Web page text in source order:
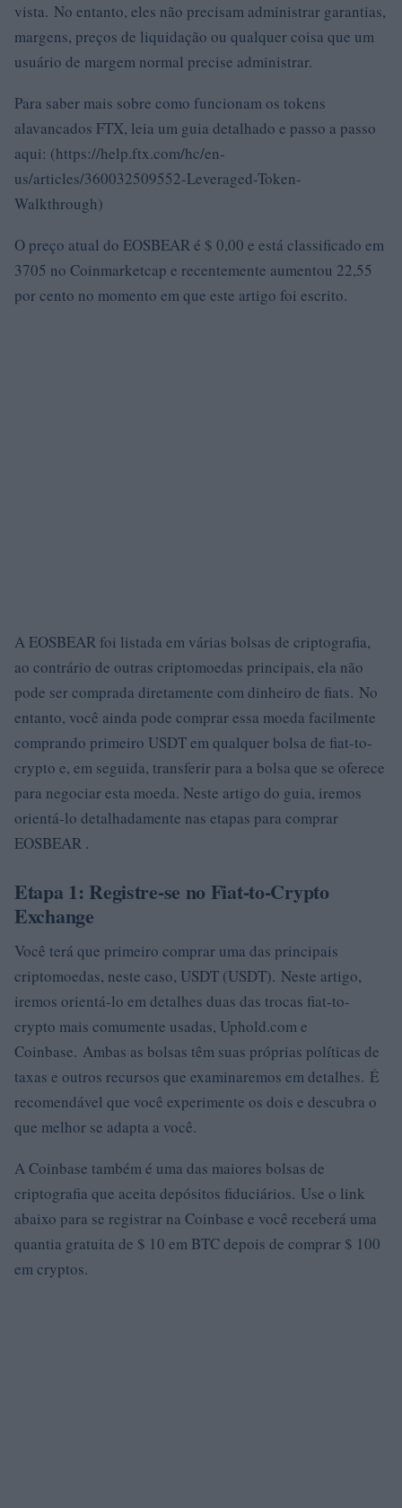
vista. No entanto, eles não precisam administrar garantias,
margens, preços de liquidação ou qualquer coisa que um
usuário de margem normal precise administrar.
Para saber mais sobre como funcionam os tokens
alavancados FTX, leia um guia detalhado e passo a passo
aqui: (https://help.ftx.com/hc/en-
us/articles/360032509552-Leveraged-Token-
Walkthrough)
O preço atual do EOSBEAR é $ 0,00 e está classificado em
3705 no Coinmarketcap e recentemente aumentou 22,55
por cento no momento em que este artigo foi escrito.
A EOSBEAR foi listada em várias bolsas de criptografia,
ao contrário de outras criptomoedas principais, ela não
pode ser comprada diretamente com dinheiro de fiats. No
entanto, você ainda pode comprar essa moeda facilmente
comprando primeiro USDT em qualquer bolsa de fiat-to-
crypto e, em seguida, transferir para a bolsa que se oferece
para negociar esta moeda. Neste artigo do guia, iremos
orientá-lo detalhadamente nas etapas para comprar
EOSBEAR .
Etapa 1: Registre-se no Fiat-to-Crypto
Exchange
Você terá que primeiro comprar uma das principais
criptomoedas, neste caso, USDT (USDT). Neste artigo,
iremos orientá-lo em detalhes duas das trocas fiat-to-
crypto mais comumente usadas, Uphold.com e
Coinbase. Ambas as bolsas têm suas próprias políticas de
taxas e outros recursos que examinaremos em detalhes. É
recomendável que você experimente os dois e descubra o
que melhor se adapta a você.
A Coinbase também é uma das maiores bolsas de
criptografia que aceita depósitos fiduciários. Use o link
abaixo para se registrar na Coinbase e você receberá uma
quantia gratuita de $ 10 em BTC depois de comprar $ 100
em cryptos.